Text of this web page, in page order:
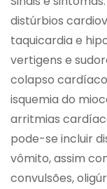
distúrbios
taquicardia e
vertigens e
colapso
isquemia do
arritmias
pode-se incluir
vômito, assim
convulsões,